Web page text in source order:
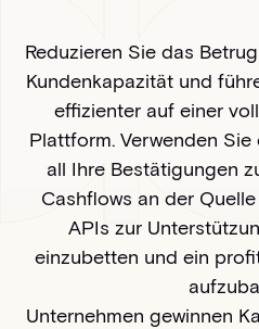
Reduzieren Sie das
Kundenkapazität und
effizienter auf einer
Plattform. Verwenden
all Ihre Bestätigungen
Cashflows an der
APIs zur
einzubetten und ein
Unternehmen gewinnen